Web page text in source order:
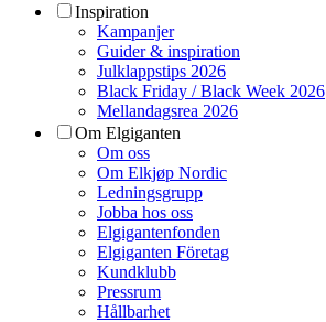
Inspiration
Kampanjer
Guider & inspiration
Julklappstips 2026
Black Friday / Black Week 2026
Mellandagsrea 2026
Om Elgiganten
Om oss
Om Elkjøp Nordic
Ledningsgrupp
Jobba hos oss
Elgigantenfonden
Elgiganten Företag
Kundklubb
Pressrum
Hållbarhet